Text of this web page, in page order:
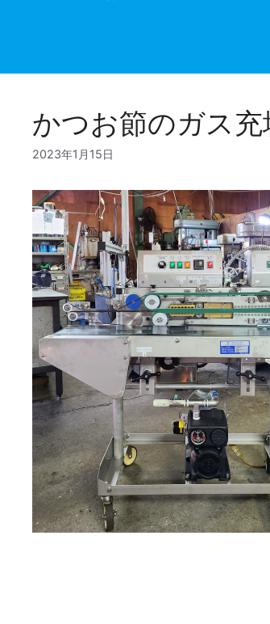
かつお節のガス充
2023年1月15日